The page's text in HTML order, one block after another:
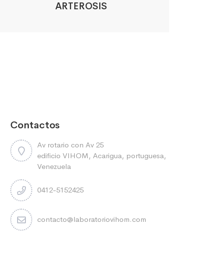
ARTEROSIS
Contactos
Av rotario con Av 25
edificio VIHOM, Acarigua, portuguesa,
Venezuela
0412-5152425
contacto@laboratoriovihom.com